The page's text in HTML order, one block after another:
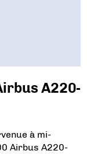
A220-
à mi-
Airbus A220-